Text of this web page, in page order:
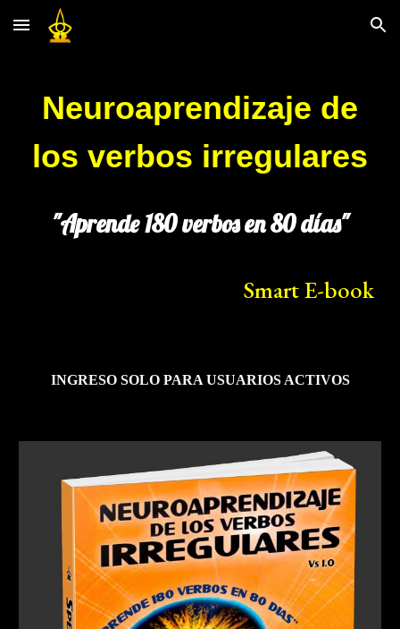
Skip to main content Skip to navigation
Neuroaprendizaje de
los verbos irregulares
"Aprende 180 verbos en 80 días"
Smart E-book
INGRESO SOLO PARA USUARIOS ACTIVOS